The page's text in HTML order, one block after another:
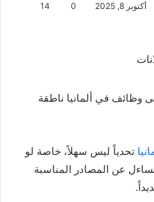
أكتوبر 8, 2025 0
14
وظائف في ألمانيا ناطقة
تحدياً ليس سهلاً، خاصة لو
عن المصادر المناسبة